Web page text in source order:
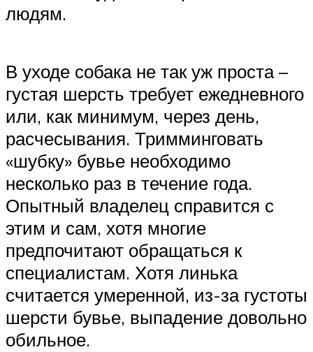
людям.
В уходе собака не так уж проста –
густая шерсть требует ежедневного
или, как минимум, через день,
расчесывания. Тримминговать
«шубку» бувье необходимо
несколько раз в течение года.
Опытный владелец справится с
этим и сам, хотя многие
предпочитают обращаться к
специалистам. Хотя линька
считается умеренной, из-за густоты
шерсти бувье, выпадение довольно
обильное.